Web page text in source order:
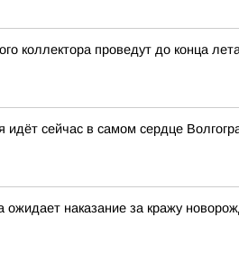
коллектора проведут до конца
идёт сейчас в самом сердце
ожидает наказание за кражу